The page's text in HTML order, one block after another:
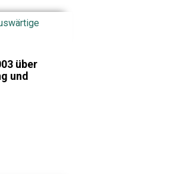
über
und